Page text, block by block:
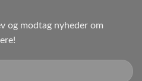
og modtag nyheder om